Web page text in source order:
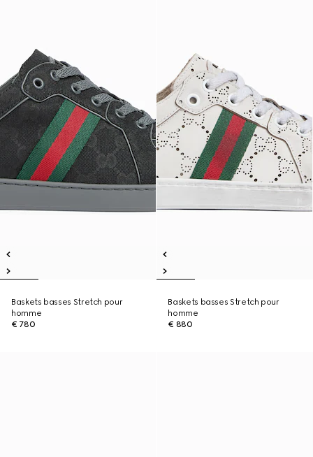
Baskets basses Stretch pour
homme
€ 780
Baskets basses Stretch pour
homme
€ 880